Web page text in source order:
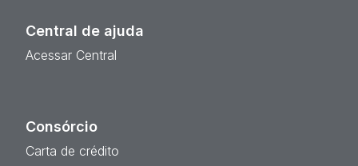
Central de ajuda
Acessar Central
Consórcio
Carta de crédito